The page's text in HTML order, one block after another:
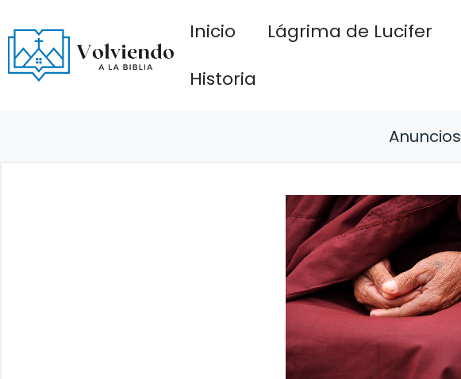
al
contenido
Inicio Lágrima de Lucifer
Historia
Anuncios